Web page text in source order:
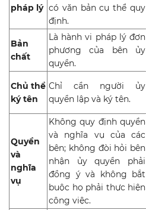
pháp lý có văn bản cụ thể quy
định.
Bản
chất
Là hành vi pháp lý đơn
phương của bên ủy
quyền.
Chủ thể
ký tên
Chỉ cần người ủy
quyền lập và ký tên.
Quyền
và
nghĩa
vụ
Không quy định quyền
và nghĩa vụ của các
bên; không đòi hỏi bên
nhận ủy quyền phải
đồng ý và không bắt
buộc họ phải thực hiện
công việc.